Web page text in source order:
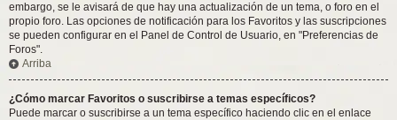
embargo, se le avisará de que hay una actualización de un tema, o foro en el
propio foro. Las opciones de notificación para los Favoritos y las suscripciones
se pueden configurar en el Panel de Control de Usuario, en "Preferencias de
Foros".
Arriba
¿Cómo marcar Favoritos o suscribirse a temas específicos?
Puede marcar o suscribirse a un tema específico haciendo clic en el enlace